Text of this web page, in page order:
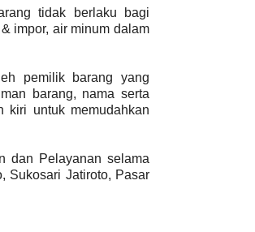
tidak berlaku bagi
impor, air minum dalam
pemilik barang yang
barang, nama serta
kiri untuk memudahkan
dan Pelayanan selama
Sukosari Jatiroto, Pasar